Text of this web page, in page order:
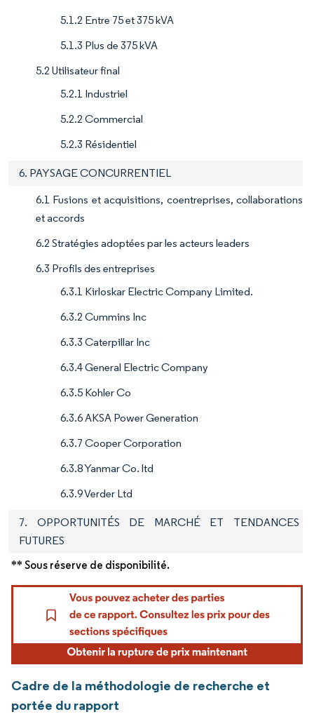
5.1.2 Entre 75 et 375 kVA
5.1.3 Plus de 375 kVA
5.2 Utilisateur final
5.2.1 Industriel
5.2.2 Commercial
5.2.3 Résidentiel
6. PAYSAGE CONCURRENTIEL
6.1 Fusions et acquisitions, coentreprises, collaborations
et accords
6.2 Stratégies adoptées par les acteurs leaders
6.3 Profils des entreprises
6.3.1 Kirloskar Electric Company Limited.
6.3.2 Cummins Inc
6.3.3 Caterpillar Inc
6.3.4 General Electric Company
6.3.5 Kohler Co
6.3.6 AKSA Power Generation
6.3.7 Cooper Corporation
6.3.8 Yanmar Co. ltd
6.3.9 Verder Ltd
7. OPPORTUNITÉS DE MARCHÉ ET TENDANCES
FUTURES
** Sous réserve de disponibilité.
Cadre de la méthodologie de recherche et
portée du rapport